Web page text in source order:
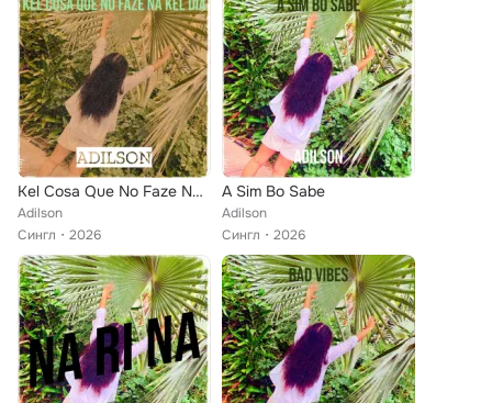
Kel Cosa Que No Faze Na Kel Dia
Adilson
Сингл
2026
A Sim Bo Sabe
Adilson
Сингл
2026